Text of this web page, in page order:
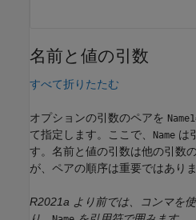
名前と値の引数
すべて折りたたむ
オプションの引数のペアを
て指定します。ここで、
Name は
す。名前と値の引数は他の引数
が、ペアの順序は重要ではありま
R2021a より前では、コンマを